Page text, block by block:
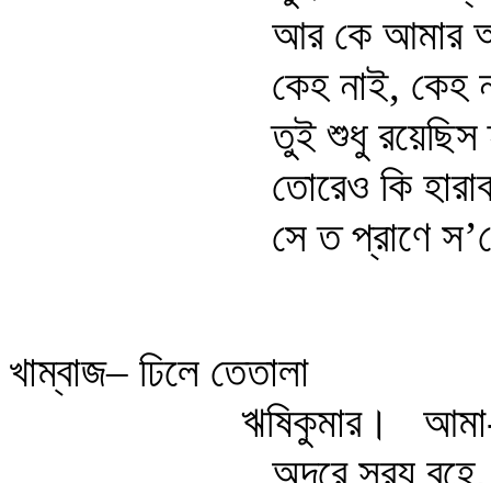
আর কে আমার
কেহ নাই, কেহ
তুই শুধু
তোরেও কি
সে ত প্রাণে
খাম্বাজ– ঢিলে তেতালা
ঋষিকুমার।
অদূরে সরযূ